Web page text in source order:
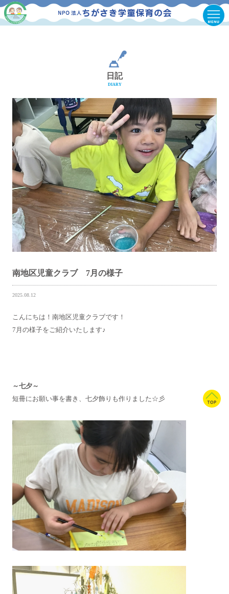
日記
DIARY
南地区児童クラブ 7月の様子
2025.08.12
こんにちは！南地区児童クラブです！
7月の様子をご紹介いたします♪
～七夕～
短冊にお願い事を書き、七夕飾りも作りました☆彡